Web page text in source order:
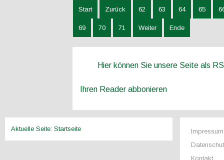
Start Zurück 62 63 64 65
69 70 71 Weiter Ende
Hier können Sie unsere Seite als
Ihren Reader abbonieren
Aktuelle Seite: Startseite
Impressum
Kontakt